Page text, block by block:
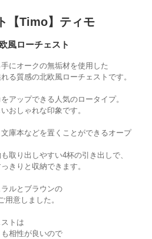
【Timo】ティモ
風ローチェスト
にオークの無垢材を使用した
る質感の北欧風ローチェストです。
アップできる人気のロータイプ。
おしゃれな印象です。
庫本などを置くことができるオープ
取り出しやすい4杯の引き出しで、
きりと収納できます。
ルとブラウンの
意しました。
トは
相性が良いので